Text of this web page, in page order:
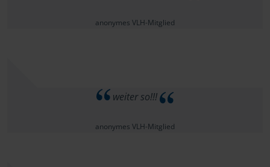
anonymes VLH-Mitglied
weiter so!!!
anonymes VLH-Mitglied